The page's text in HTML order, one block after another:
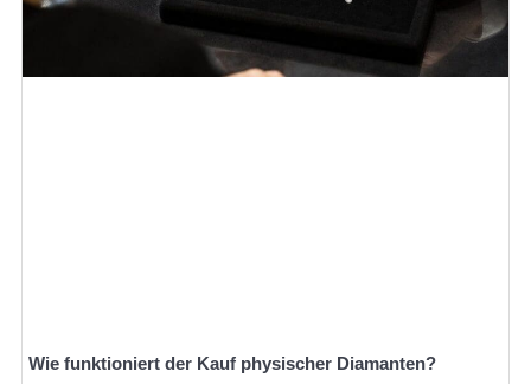
Wie funktioniert der Kauf physischer Diamanten?